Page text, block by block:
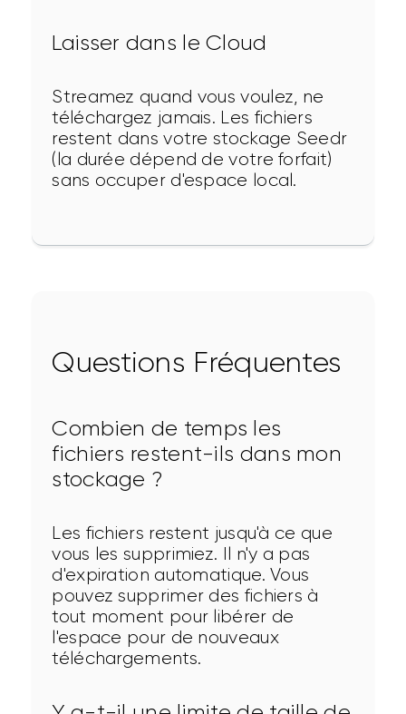
Laisser dans le Cloud
Streamez quand vous voulez, ne
téléchargez jamais. Les fichiers
restent dans votre stockage Seedr
(la durée dépend de votre forfait)
sans occuper d'espace local.
Questions Fréquentes
Combien de temps les
fichiers restent-ils dans mon
stockage ?
Les fichiers restent jusqu'à ce que
vous les supprimiez. Il n'y a pas
d'expiration automatique. Vous
pouvez supprimer des fichiers à
tout moment pour libérer de
l'espace pour de nouveaux
téléchargements.